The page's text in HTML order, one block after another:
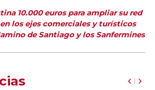
10.000 euros para ampliar su red
los ejes comerciales y turísticos
de Santiago y los Sanfermines